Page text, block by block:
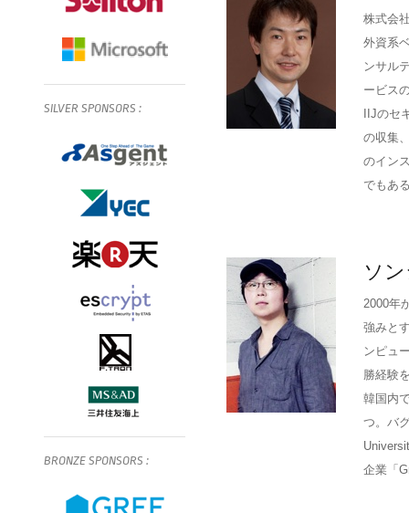
株式会
外資系
ンサル
ービス
IIJのセ
の収集
のイン
でもあ
ソ
2000年
強みと
ンピュ
勝経験
韓国内
つ。バ
企業「
SILVER SPONSORS :
BRONZE SPONSORS :